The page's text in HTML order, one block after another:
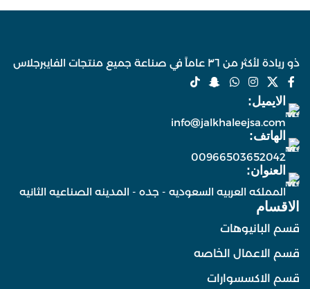
ذو ريادة لأكثر من ٣٦ عاماً في صناعة جميع منتجات الفايبرجلاس
الايميل:
info@jalkhaleejsa.com
الهاتف:
00966503652042
العنوان:
المملكه العربيه السعوديه - جده - المدينه الصناعيه الثانيه
الاقسام
قسم البانيوهات
قسم الاعمال الخاصه
قسم الاكسسوارات